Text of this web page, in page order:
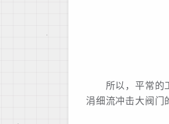
所以，平常的工
涓细流冲击大阀门